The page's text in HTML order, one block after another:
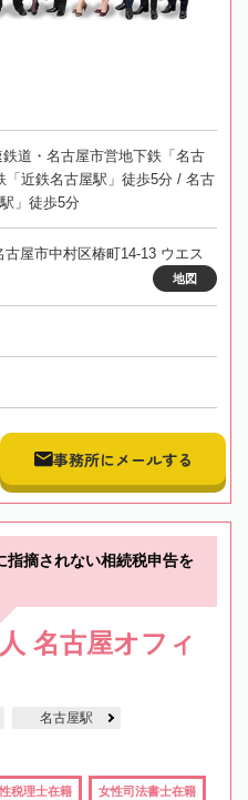
道・名古屋市営地下鉄「名古
「近鉄名古屋駅」徒歩5分 / 名古
」徒歩5分
古屋市中村区椿町14-13 ウエス
地図
事務所にメールする
指摘されない相続税申告を
名古屋オフィ
名古屋駅
税理士在籍 女性司法書士在籍